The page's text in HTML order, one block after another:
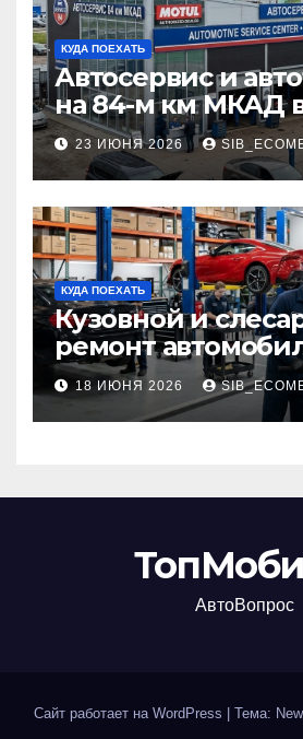
КУДА ПОЕХАТЬ
Автосервис и
на 84-м км МКАД
описание услуг
работы
23 ИЮНЯ 2026
КУДА ПОЕХАТЬ
Кузовной и
ремонт
наличие
запчастей
и сроки
18 ИЮНЯ 2026
АвтоВопрос
Сайт работает на WordPress Тема: